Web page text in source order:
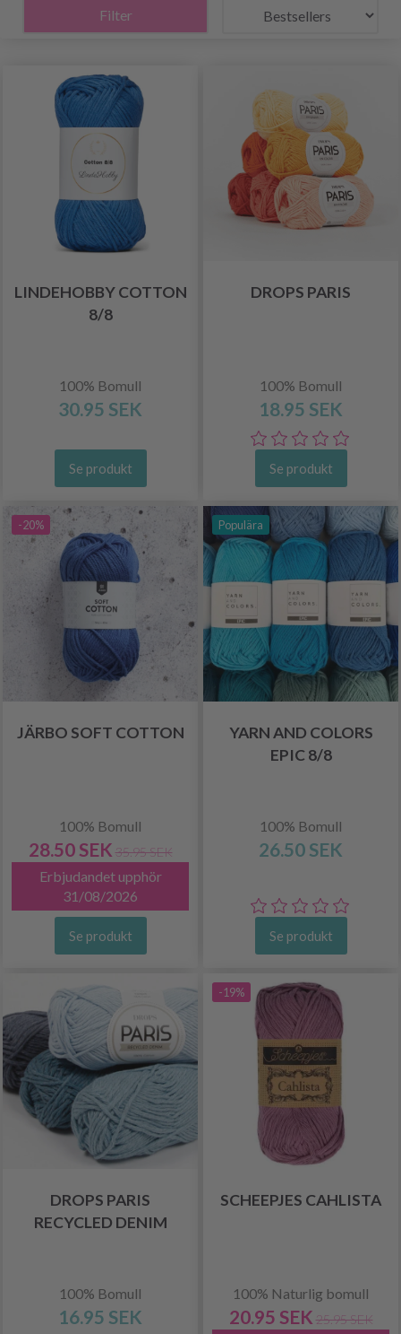
Filter
LINDEHOBBY COTTON
8/8
100% Bomull
30.95 SEK
Se produkt
DROPS PARIS
100% Bomull
18.95 SEK
Se produkt
-20%
JÄRBO SOFT COTTON
100% Bomull
28.50 SEK 35.95 SEK
Erbjudandet upphör
31/08/2026
Se produkt
Populära
YARN AND COLORS
EPIC 8/8
100% Bomull
26.50 SEK
Se produkt
DROPS PARIS
RECYCLED DENIM
100% Bomull
16.95 SEK
-19%
SCHEEPJES CAHLISTA
100% Naturlig bomull
20.95 SEK 25.95 SEK